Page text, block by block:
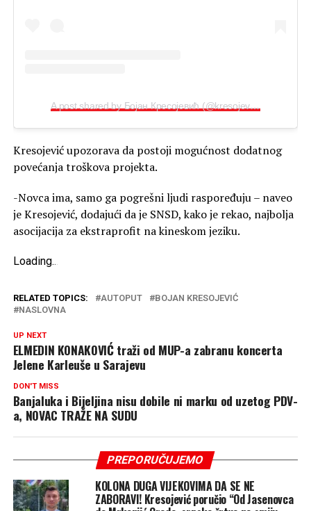
A post shared by Бојан Кресојевић (@kresojevic.inicijative)
Kresojević upozorava da postoji mogućnost dodatnog
povećanja troškova projekta.
-Novca ima, samo ga pogrešni ljudi raspoređuju – naveo
je Kresojević, dodajući da je SNSD, kako je rekao, najbolja
asocijacija za ekstraprofit na kineskom jeziku.
Loading...
RELATED TOPICS: AUTOPUT
BOJAN KRESOJEVIĆ
NASLOVNA
UP NEXT
ELMEDIN KONAKOVIĆ traži od MUP-a zabranu koncerta
Jelene Karleuše u Sarajevu
DON'T MISS
Banjaluka i Bijeljina nisu dobile ni marku od uzetog PDV-
a, NOVAC TRAŽE NA SUDU
PREPORUČUJEMO
KOLONA DUGA VIJEKOVIMA DA SE NE
ZABORAVI! Kresojević poručio “Od Jasenovca